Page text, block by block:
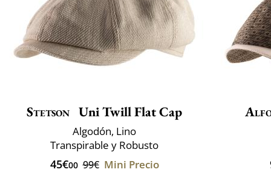
Stetson Uni Twill Flat Cap
Algodón, Lino
Transpirable y Robusto
45€00 99€ Mini Precio